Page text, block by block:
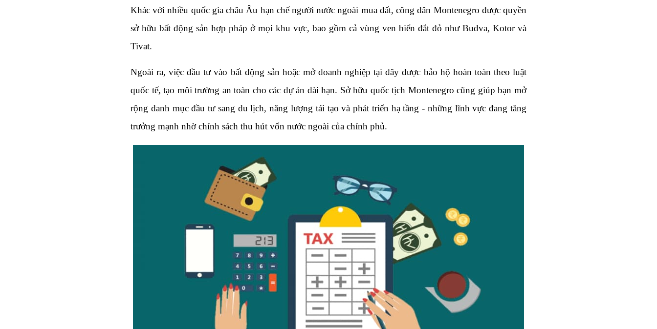
Khác với nhiều quốc gia châu Âu hạn chế người nước ngoài mua đất, công dân Montenegro được quyền
sở hữu bất động sản hợp pháp ở mọi khu vực, bao gồm cả vùng ven biển đắt đỏ như Budva, Kotor và
Tivat.
Ngoài ra, việc đầu tư vào bất động sản hoặc mở doanh nghiệp tại đây được bảo hộ hoàn toàn theo luật
quốc tế, tạo môi trường an toàn cho các dự án dài hạn. Sở hữu quốc tịch Montenegro cũng giúp bạn mở
rộng danh mục đầu tư sang du lịch, năng lượng tái tạo và phát triển hạ tầng - những lĩnh vực đang tăng
trưởng mạnh nhờ chính sách thu hút vốn nước ngoài của chính phủ.